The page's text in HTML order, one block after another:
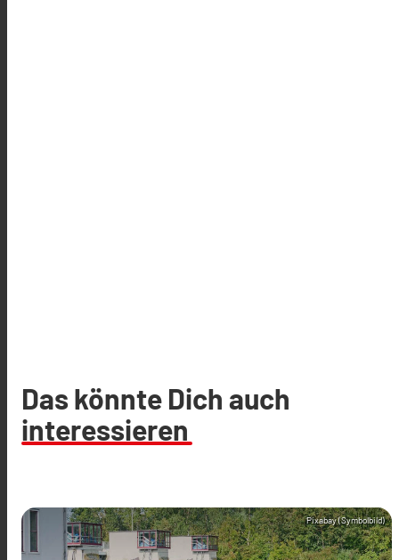
Das könnte Dich auch
interessieren
Pixabay (Symbolbild)